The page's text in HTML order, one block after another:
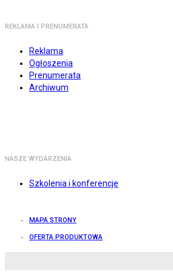
REKLAMA I PRENUMERATA
Reklama
Ogłoszenia
Prenumerata
Archiwum
NASZE WYDARZENIA
Szkolenia i konferencje
MAPA STRONY
OFERTA PRODUKTOWA